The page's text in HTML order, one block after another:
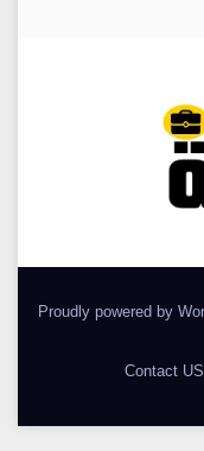
Proudly powered by
Contact US